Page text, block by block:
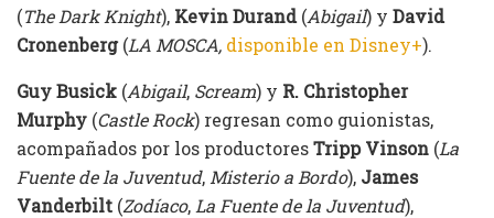
(The Dark Knight), Kevin Durand(Abigail) y David
Cronenberg(LA MOSCA, disponible en Disney+).
Guy Busick (Abigail, Scream) y R. Christopher
Murphy (Castle Rock) regresan como guionistas,
acompañados por los productoresTripp Vinson (La
Fuente de la Juventud, Misterio a Bordo), James
Vanderbilt (Zodíaco, La Fuente de la Juventud),